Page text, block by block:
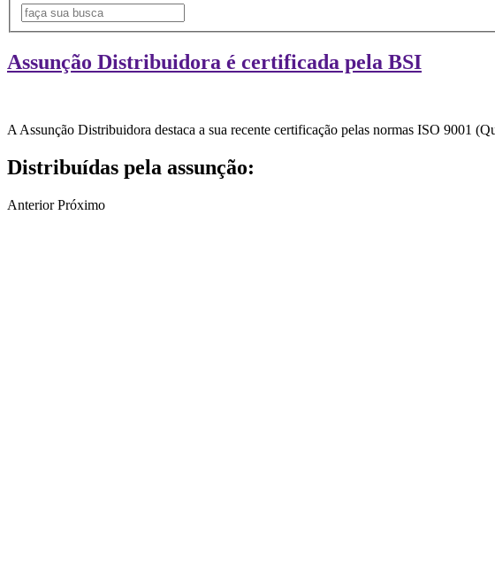
Assunção Distribuidora é certificada pela BSI
A Assunção Distribuidora destaca a sua recente certificação pelas normas ISO 9001
Distribuídas pela assunção:
Anterior Próximo